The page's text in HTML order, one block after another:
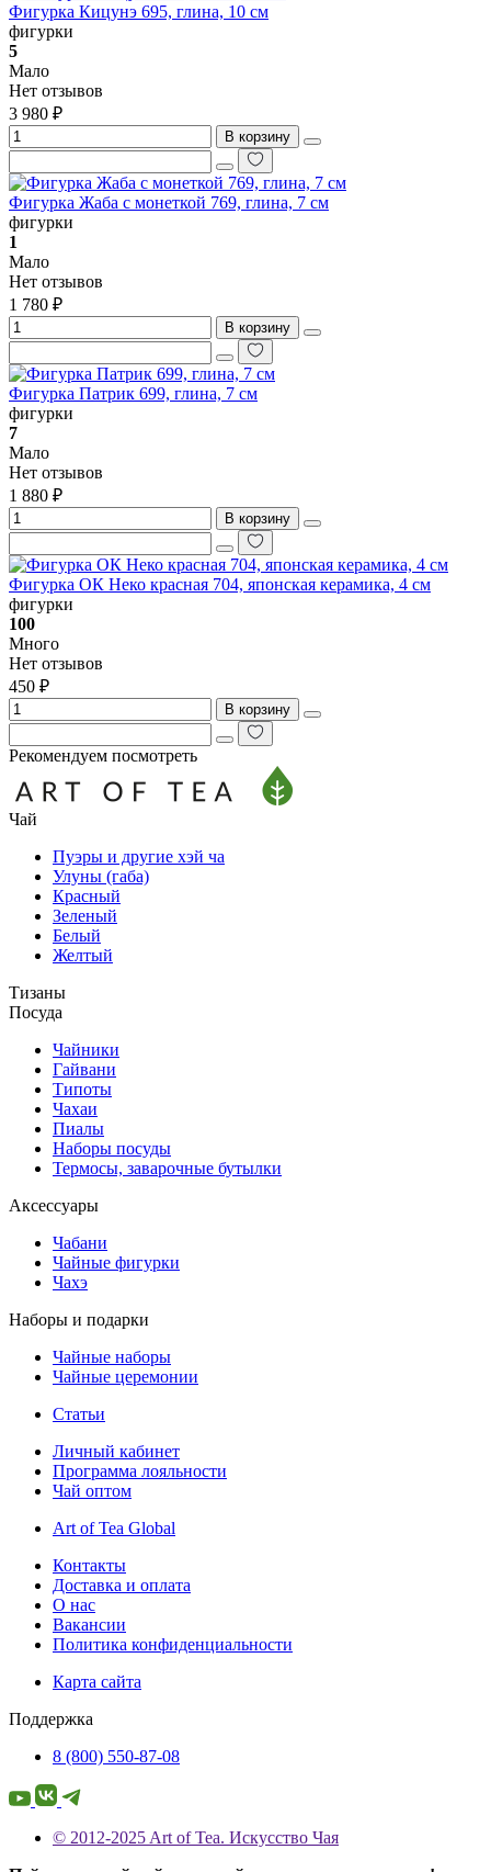
Фигурка Кицунэ 695, глина, 10 см
фигурки
5
Мало
Нет отзывов
3 980 ₽
В корзину
Фигурка Жаба с монеткой 769, глина, 7 см
фигурки
1
Мало
Нет отзывов
1 780 ₽
В корзину
Фигурка Патрик 699, глина, 7 см
фигурки
7
Мало
Нет отзывов
1 880 ₽
В корзину
Фигурка ОК Неко красная 704, японская керамика, 4 см
фигурки
100
Много
Нет отзывов
450 ₽
В корзину
Рекомендуем посмотреть
Чай
Пуэры и другие хэй ча
Улуны (габа)
Красный
Зеленый
Белый
Желтый
Тизаны
Посуда
Чайники
Гайвани
Типоты
Чахаи
Пиалы
Наборы посуды
Термосы, заварочные бутылки
Аксессуары
Чабани
Чайные фигурки
Чахэ
Наборы и подарки
Чайные наборы
Чайные церемонии
Статьи
Личный кабинет
Программа лояльности
Чай оптом
Art of Tea Global
Контакты
Доставка и оплата
О нас
Вакансии
Политика конфиденциальности
Карта сайта
Поддержка
8 (800) 550-87-08
© 2012-2025 Art of Tea. Искусство Чая